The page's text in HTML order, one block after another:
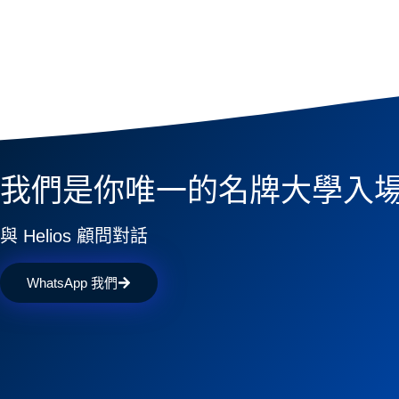
我們是你唯一的名牌大學入
與 Helios 顧問對話
WhatsApp 我們